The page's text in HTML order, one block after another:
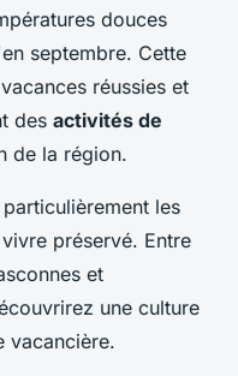
douces
septembre. Cette
réussies et
des activités de
de la région.
les
préservé. Entre
et
une culture
vacancière.